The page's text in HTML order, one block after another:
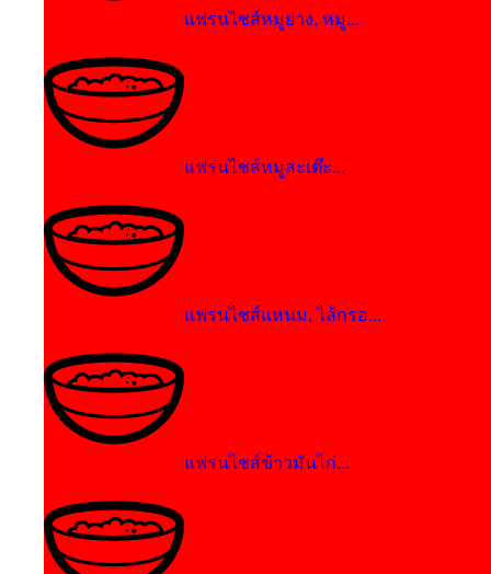
แฟรนไชส์หมูย่าง, หมู...
แฟรนไชส์หมูสะเต๊ะ...
แฟรนไชส์แหนม, ไส้กรอ...
แฟรนไชส์ข้าวมันไก่...